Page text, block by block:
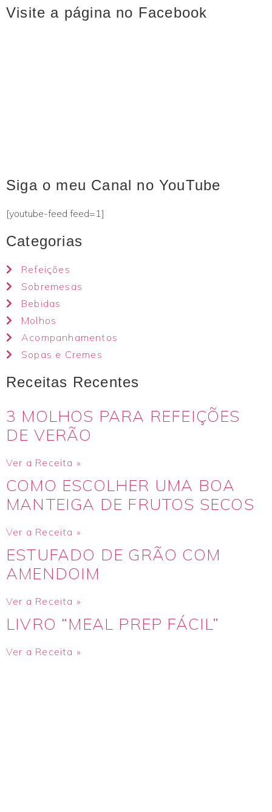
Visite a página no Facebook
Siga o meu Canal no YouTube
[youtube-feed feed=1]
Categorias
Refeições
Sobremesas
Bebidas
Molhos
Acompanhamentos
Sopas e Cremes
Receitas Recentes
3 MOLHOS PARA REFEIÇÕES
DE VERÃO
Ver a Receita »
COMO ESCOLHER UMA BOA
MANTEIGA DE FRUTOS SECOS
Ver a Receita »
ESTUFADO DE GRÃO COM
AMENDOIM
Ver a Receita »
LIVRO “MEAL PREP FÁCIL”
Ver a Receita »